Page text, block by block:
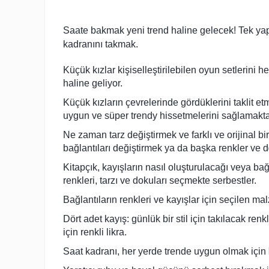
Saate bakmak yeni trend haline gelecek! Tek
kadranını takmak.
Küçük kızlar kişiselleştirilebilen oyun setlerini
haline geliyor.
Küçük kızların çevrelerinde gördüklerini taklit
uygun ve süper trendy hissetmelerini
Ne zaman tarz değiştirmek ve farklı ve orijinal
bağlantıları değiştirmek ya da başka renkler ve
Kitapçık, kayışların nasıl oluşturulacağı veya
renkleri, tarzı ve dokuları seçmekte serbestler.
Bağlantıların renkleri ve kayışlar için seçilen
Dört adet kayış: günlük bir stil için takılacak
için renkli likra.
Saat kadranı, her yerde trende uygun olmak